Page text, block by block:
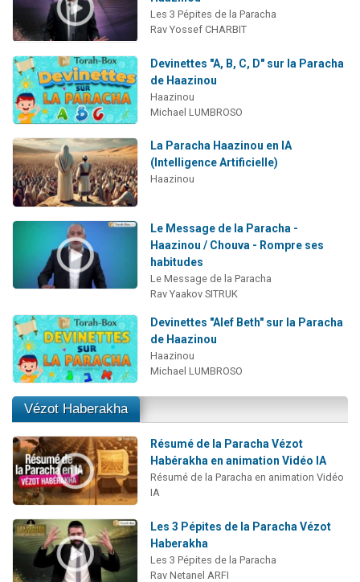
Les 3 Pépites de la Paracha
Rav Yossef CHARBIT
Devinettes "A, B, C, D" sur la Paracha
de Haazinou
Haazinou
Michael LUMBROSO
La Paracha Haazinou en IA
(Intelligence Artificielle)
Haazinou
Le Message de la Paracha -
Haazinou / Chouva - Rompre ses
habitudes
Le Message de la Paracha
Rav Yaakov SITRUK
Devinettes "Alef Beth" sur la Paracha
de Haazinou
Haazinou
Michael LUMBROSO
Vézot Haberakha
Résumé de la Paracha Vézot
Habérakha en animation Vidéo IA
Résumé de la Paracha en animation Vidéo
IA
Les 3 Pépites de la Paracha Vézot
Haberakha
Les 3 Pépites de la Paracha
Rav Netanel ARFI